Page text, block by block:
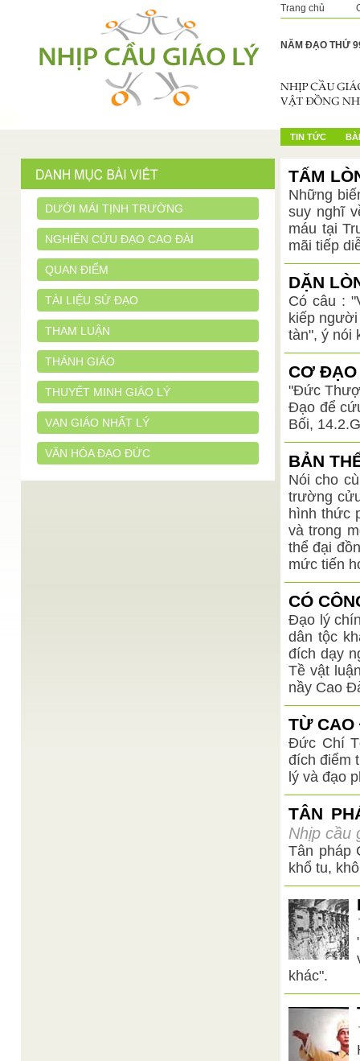
Trang chủ
NĂM ĐẠO THỨ
TIN TỨC
DƯỚI MÁI TỊNH TRƯỜNG
NGHIÊN CỨU ĐẠO CAO ĐÀI
QUAN ĐIỂM
TÀI LIỆU SỬ ĐẠO
THAM LUẬN
THÁNH GIÁO
THUYẾT MINH GIÁO LÝ
VẠN GIÁO NHẤT LÝ
VĂN HÓA ĐẠO ĐỨC
TẤM
Những
suy nghĩ
máu tại
mãi tiếp
DẶN
Có câu :
kiếp
tàn", ý nói
CƠ ĐẠO
"Đức
Đạo để
Bối,
BẢN
Nói cho
trường
hình thức
và trong
thể đại
mức tiến
CÓ
Đạo lý
dân tộc
đích dạy
Tề vật
nầy Cao
TỪ
Đức Chí
đích điểm
lý và đạo
TÂN
Nhịp cầu
Tân pháp
khổ tu,
khác".